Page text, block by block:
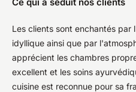
Les clients sont enchantés par
idyllique ainsi que par
apprécient les chambres
excellent et les soins
cuisine est reconnue pour sa